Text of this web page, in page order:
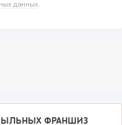
данных
ФРАНШИЗ